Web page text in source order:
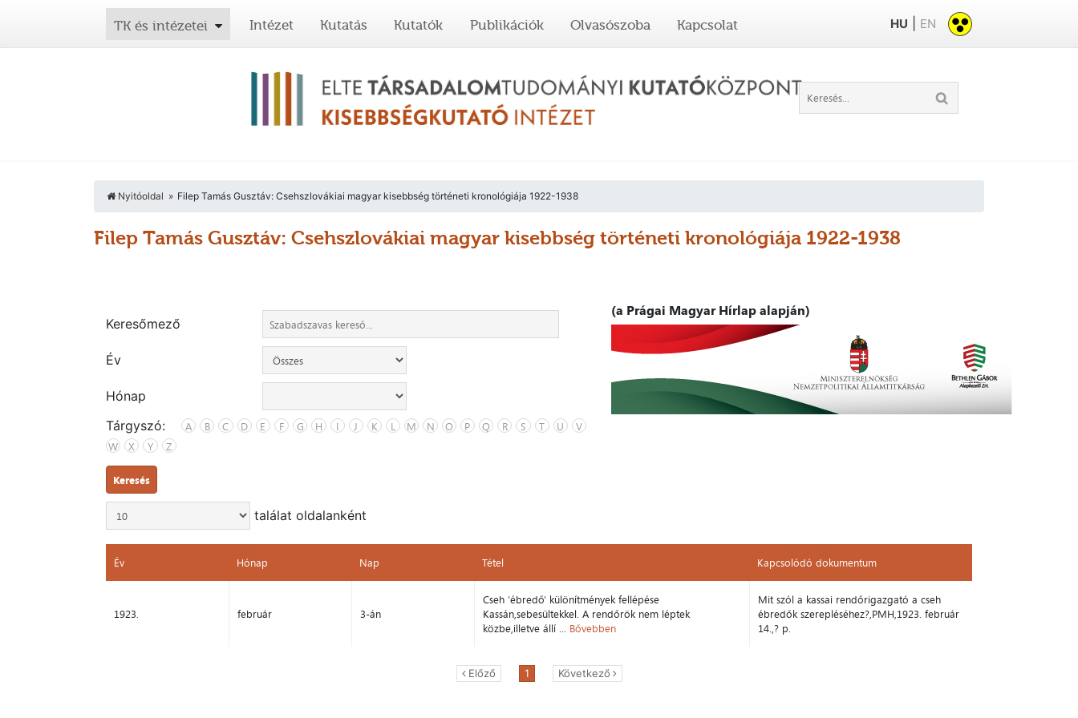
TK és intézetei Intézet Kutatás Kutatók Publikációk Olvasószoba Kapcsolat HU EN
Nyitóoldal Filep Tamás Gusztáv: Csehszlovákiai magyar kisebbség történeti kronológiája 1922-1938
Filep Tamás Gusztáv: Csehszlovákiai magyar kisebbség történeti kronológiája 1922-1938
Keresőmező
Év
Hónap
Tárgyszó:
A B C D E F G H I J K L M N O P Q R S T U
V
W
X Y Z
Keresés
(a Prágai Magyar Hírlap alapján)
találat oldalanként
Év Hónap Nap Tétel
Kapcsolódó dokumentum
1923.
február 3-án
Cseh 'ébredő' különítmények fellépése
Kassán,sebesültekkel. A rendőrök nem léptek
közbe,illetve állí ... Bővebben
Mit szól a kassai rendőrigazgató a cseh
ébredők szerepléséhez?,PMH,1923. február
14.,? p.
Előző 1 Következő